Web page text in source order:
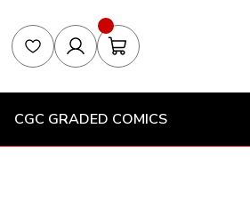
CGC GRADED COMICS